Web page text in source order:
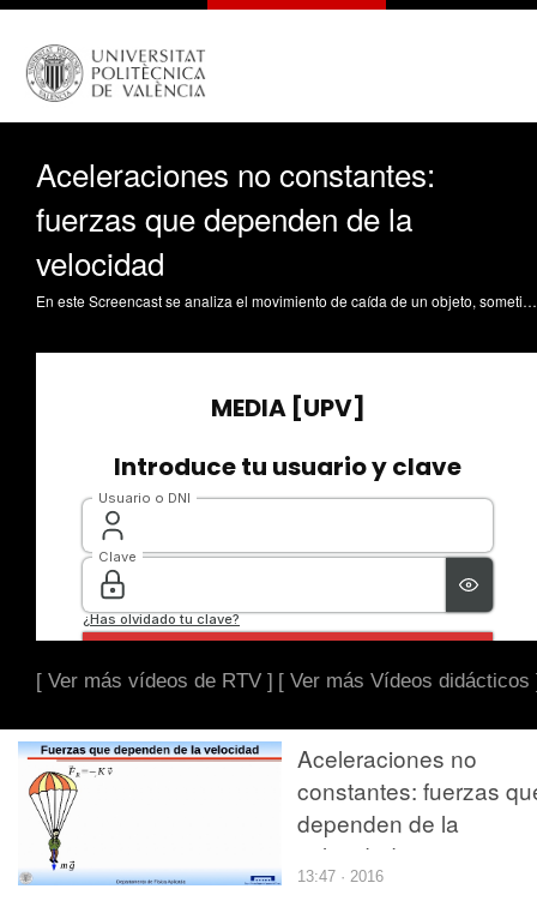
Aceleraciones no constantes:
fuerzas que dependen de la
velocidad
En este Screencast se analiza el movimiento de caída de un objeto, sometido a una fuerza de rozamiento proporcional a la velocidad. Se obtiene la ecuación de la velocidad en función del tiempo, y se interpreta y analiza su significado en función de la velocidad inicial. Se introduce también el concepto de velocidad límite, como la velocidad cuando el tiempo tiende a infinito. Gómez Tejedor, JA.; Riera Guasp, J.; Ardid Ramírez, M. (2016). Aceleraciones no constantes: fuerzas que dependen de la velocidad. https://riunet.upv.es/handle/10251/67572 DER
[ Ver más vídeos de RTV ] [ Ver más Vídeos didácticos
Aceleraciones no
constantes: fuerzas
dependen de la
velocidad
13:47 · 2016